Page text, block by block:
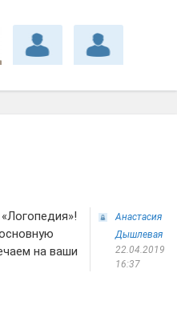
на ваши
Анастасия
Дышлевая
22.04.2019
16:37